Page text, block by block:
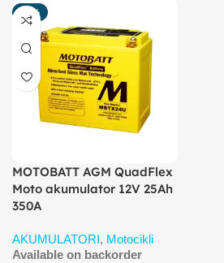
-20%
MOTOBATT AGM QuadFlex
Moto akumulator 12V 25Ah
350A
AKUMULATORI, Motocikli
Available on backorder